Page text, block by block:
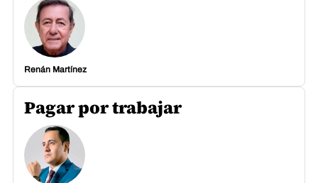
Renán Martínez
Pagar por trabajar